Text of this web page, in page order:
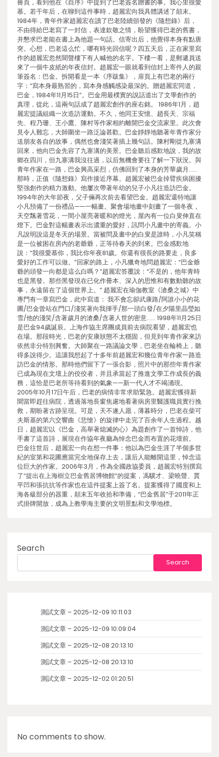
冊頁，看到他在《自序》中提到了巴老簽名贈書的事。我心里很愛
慕。若干年后，在聊到這件事時，趙麗宏向我具體講述了顛末。
1984年，青年作家趙麗宏在讀了巴老陸續頒發的《隨想錄》后，
不由得給巴老寫了一封信，表達欽敬之情，盼望獲得巴老的舊書，
并懇求巴老能在書上為他題一句話。信寄出后，他覺得本身有點唐
突。心想，巴老這么忙，哪有時光回信呢？四五天后，正在家里寫
作的趙麗宏忽然聞聲樓下有人喊他的名字。下樓一看，是郵遞員送
來了一個牛皮紙的年夜信封。趙麗宏一眼就看到信封上寄件人的親
筆簽名：巴金。拆開看是一本《序跋集》，扉頁上有巴老的兩行
字：“寫本身最熟習的，寫本身感觸感染最深的。贈趙麗宏同道，
巴金，1984年11月15日”。巴金用最樸實的說話道出了文學創作的
真理，從此，這兩句話成了趙麗宏創作的座右銘。 1986年1月，趙
麗宏提議組織一次造訪運動。不久，他同王安憶、趙長天、宗福
先、程乃珊、王小鷹、陳村等作家相約離開巴金交流家里。此次會
見令人難忘，大師圍坐一路泛論甚歡。巴金靜靜地聽著年青作家分
送朋友各自的故事，偶然也會淺笑著插上幾句話。陳村剛從九寨溝
回來，他向巴金先容了九寨溝的美景。巴金聽后感歎地說，我的故
鄉在四川，但九寨溝我沒往過，以后無機會要往了解一下狀況。與
青年作家在一路，巴金興高采烈，仿佛回到了本身的芳華歲月……
那時，正值《隨想錄》寫作接近序幕。趙麗宏被巴金掉臂疾病困擾
堅強創作的精力激動。他屢次帶著年幼的兒子小凡往造訪巴金。
1994年的大年節夜，父子倆再次前去看望巴金。趙麗宏還特地讓
小凡預備了一份禮品——一幅畫。聚會場地畫中刻畫了一個冬夜，
天空飄著雪花，一間小屋亮著暖和的燈光，屋內有一位白叟伸直在
燈下。巴金對這幅畫表示出濃重的愛好，訊問小凡畫中的寄義。小
凡說明說這是冬天的場景。當被問及畫中的白叟是誰時，小凡笑稱
是一位被困在房內的老爺爺，正等待春天的到來。巴金感歎地
說：“我很愛慕你，我比你年夜81歲。你還有很長的路要走，良多
愛好的工作可以做。”回家的路上，小凡獵奇地問趙麗宏：“巴金爺
爺的頭發一向都是這么白嗎？”趙麗宏答覆說：“不是的，他年青時
也是黑發。那些黑發現在已化作冊本、深入的思惟和有數動聽的故
事，永遠留在了這個世界上。” 趙麗宏在瑜伽教室《滄桑之城》中
專門有一章寫巴金，此中寫道： 我不會忘卻武康路/阿誰小小的花
圃/巴金曾站在門口/淺笑著向我揮手/那一頭白發/在夕陽里晶瑩如
雪/他的淺笑/含著歲月的滄桑/含著人世的密意…… 1998年11月25日
是巴金94歲誕辰。上海作協主席團成員前去病院看望，趙麗宏也
在場。那段時光，巴老的安康狀態不太穩固，但見到年青作家來訪
依然非分特別興奮。大師聚在一路議論文學，巴老坐在輪椅上，聽
得多說得少。這讓我想起了十多年前趙麗宏和幾位青年作家一路造
訪巴金的情形。那時他們留下了一張合影，照片中的那些年青作家
已成為現在文壇上的佼佼者，并且承當起了推進文學工作成長的義
務，這恰是巴老所等待看到的氣象——新一代人才不竭涌現。
2005年10月17日午后，巴老的病情非常求助緊急。趙麗宏獲得新
聞當即趕往病院，透過落地長窗焦慮地看著病房里醫護職員實行挽
救，期盼著古跡呈現。可是，天不遂人愿，薄暮時分，巴老在柴可
夫斯基的第六交響曲《悲愴》的旋律中走完了百余年人生過程。越
日，趙麗宏以《巴金，高舉著熄滅的心》為題創作了一首悼詩，他
手書了這首詩，展現在作協年夜廳為悼念巴金而布置的花壇前。
巴金往世后，趙麗宏一向在想一件事：他以為巴金生涯了半個多世
紀的室第和花圃應當完全地保存上去，讓后人能離開這里，悼念這
位巨大的作家。2006年3月，作為全國政協委員，趙麗宏特別撰寫
了“提出在上海樹立巴金舊居博物館”的提案，馮驥才、梁曉聲、賈
平凹和張抗抗等作家也在這件提案上簽了名。提案獲得了國度和上
海各級部分的器重，顛末五年收拾和準備，“巴金舊居”于2011年正
式掛牌開放，成為上教學海主要的文明景點和文學地標。
Search
Search
測試文章 – 2025-12-09 10:11:03
測試文章 – 2025-12-09 10:09:04
測試文章 – 2025-12-08 20:13:10
測試文章 – 2025-12-08 20:13:10
測試文章 – 2025-12-02 01:20:51
No comments to show.